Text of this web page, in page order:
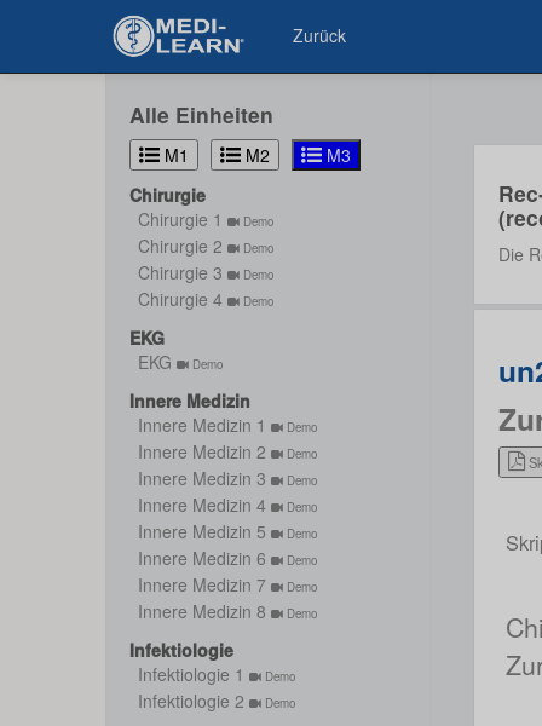
Zurück
Alle Einheiten
M1 M2
M3
Chirurgie
Chirurgie 1
Demo
Chirurgie 2 Demo
Chirurgie 3 Demo
Chirurgie 4 Demo
EKG
EKG
Demo
Innere Medizin
Innere Medizin 1
Demo
Innere Medizin 2 Demo
Innere Medizin 3 Demo
Innere Medizin 4 Demo
Innere Medizin 5 Demo
Innere Medizin 6 Demo
Innere Medizin 7 Demo
Innere Medizin 8 Demo
Infektiologie
Infektiologie 1
Demo
Infektiologie 2 Demo
Die